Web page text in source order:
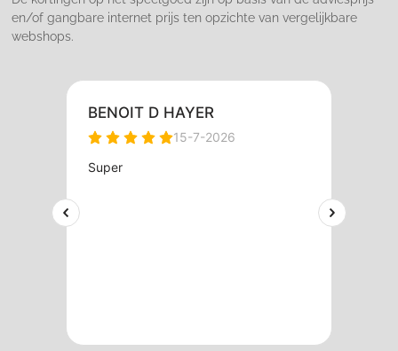
en/of gangbare internet prijs ten opzichte van vergelijkbare
webshops.